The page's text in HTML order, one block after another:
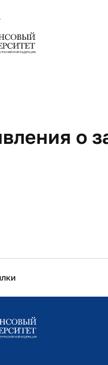
о
образовательный
поступающего